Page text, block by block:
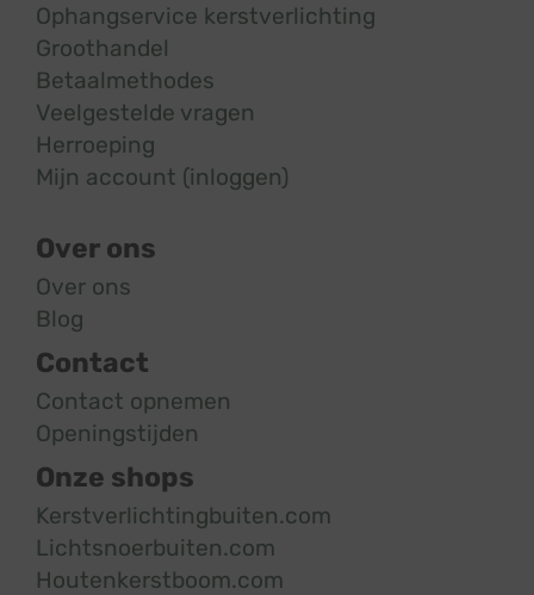
Ophangservice kerstverlichting
Groothandel
Betaalmethodes
Veelgestelde vragen
Herroeping
Mijn account (inloggen)
Over ons
Over ons
Blog
Contact
Contact opnemen
Openingstijden
Onze shops
Kerstverlichtingbuiten.com
Lichtsnoerbuiten.com
Houtenkerstboom.com